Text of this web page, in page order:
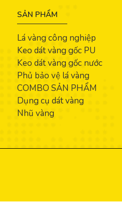
SẢN PHẨM
Lá vàng công nghiệp
Keo dát vàng gốc PU
Keo dát vàng gốc nước
Phủ bảo vệ lá vàng
COMBO SẢN PHẨM
Dụng cụ dát vàng
Nhũ vàng